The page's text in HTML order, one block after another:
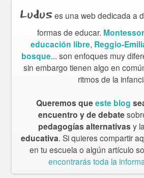
Luduses una web dedicada a
formas de educar.
educación libre, Reggio-
bosque... son enfoques muy
sin embargo tienen algo en
ritmos de la
Queremos queeste blog
encuentro y de debate
pedagogías alternativas y la
educativa. Si quieres compartir
en tu escuela o algún artículo
encontrarás toda la